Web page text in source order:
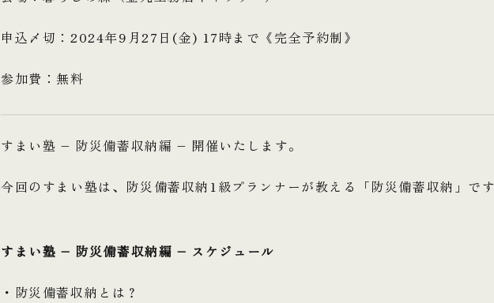
申込〆切：2024年9月27日(金) 17時まで《完全予約制》
参加費：無料
すまい塾 – 防災備蓄収納編 – 開催いたします。
今回のすまい塾は、防災備蓄収納1級プランナーが教える「防災備蓄収納」で
すまい塾 – 防災備蓄収納編 – スケジュール
・防災備蓄収納とは？